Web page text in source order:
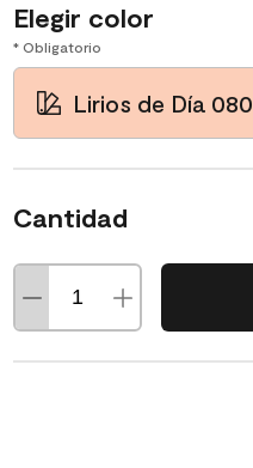
Elegir color
* Obligatorio
Lirios de Día 080
Cantidad